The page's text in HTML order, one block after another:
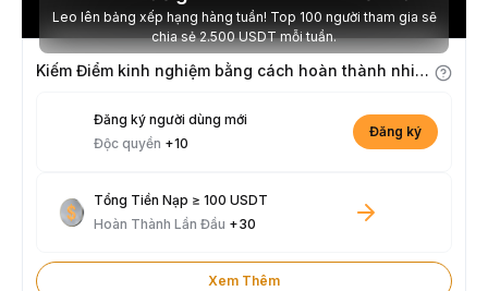
Leo lên bảng xếp hạng hàng tuần! Top 100 người tham gia sẽ
chia sẻ 2.500 USDT mỗi tuần.
Kiếm Điểm kinh nghiệm bằng cách hoàn thành nhiệm vụ
Đăng ký người dùng mới
Độc quyền +10
Đăng ký
Tổng Tiền Nạp ≥ 100 USDT
Hoàn Thành Lần Đầu +30
Xem Thêm